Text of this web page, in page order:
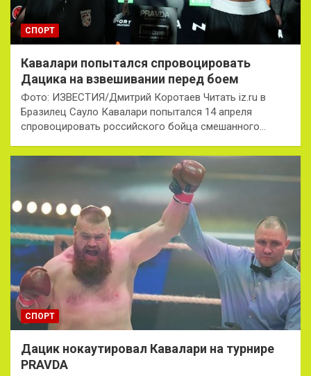
СПОРТ
Кавалари попытался спровоцировать
Дацика на взвешивании перед боем
Фото: ИЗВЕСТИЯ/Дмитрий Коротаев Читать iz.ru в
Бразилец Сауло Кавалари попытался 14 апреля
спровоцировать российского бойца смешанного…
СПОРТ
Дацик нокаутировал Кавалари на турнире
PRAVDA